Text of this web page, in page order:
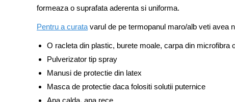
formeaza o suprafata aderenta si uniforma.
Pentru a curata varul de pe termopanul maro/alb veti avea
O racleta din plastic, burete moale, carpa din microfibra
Pulverizator tip spray
Manusi de protectie din latex
Masca de protectie daca folositi solutii puternice
Apa calda, apa rece